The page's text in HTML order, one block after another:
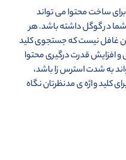
ساخت محتوا می تواند
در گوگل داشته باشد. هر
غافل نیست که جستجوی کلید
و افزایش قدرت درگیری محتوا
به شدت استرس زا باشد،
کلید واژه ی مدنظرتان نگاه